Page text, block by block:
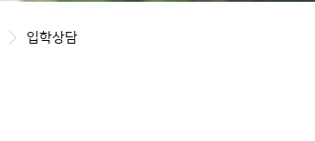
입학상담